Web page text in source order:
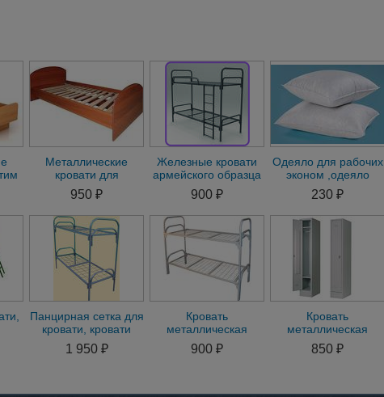
Металлические
кровати для
лагерей., рабочих,
хостелов.
950 ₽
Железные кровати
армейского образца
900 ₽
Одеяло для рабочих
эконом ,одеяло
синтепон от 220 руб
оптом ,одеяла dr
230 ₽
Панцирная сетка для
кровати, кровати
металлические
дешевые купитьc
1 950 ₽
Кровать
металлическая
160х200, каркас
кровати
900 ₽
Кровать
металлическая
ярусная кровати
дешево
850 ₽